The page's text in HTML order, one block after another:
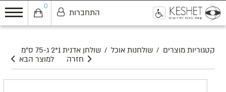
0
התחברות
קטגוריות מוצרים / שולחנות אוכל / שולחן אדנית 1*2 ג-75 ס"מ
למוצר הבא
חזרה